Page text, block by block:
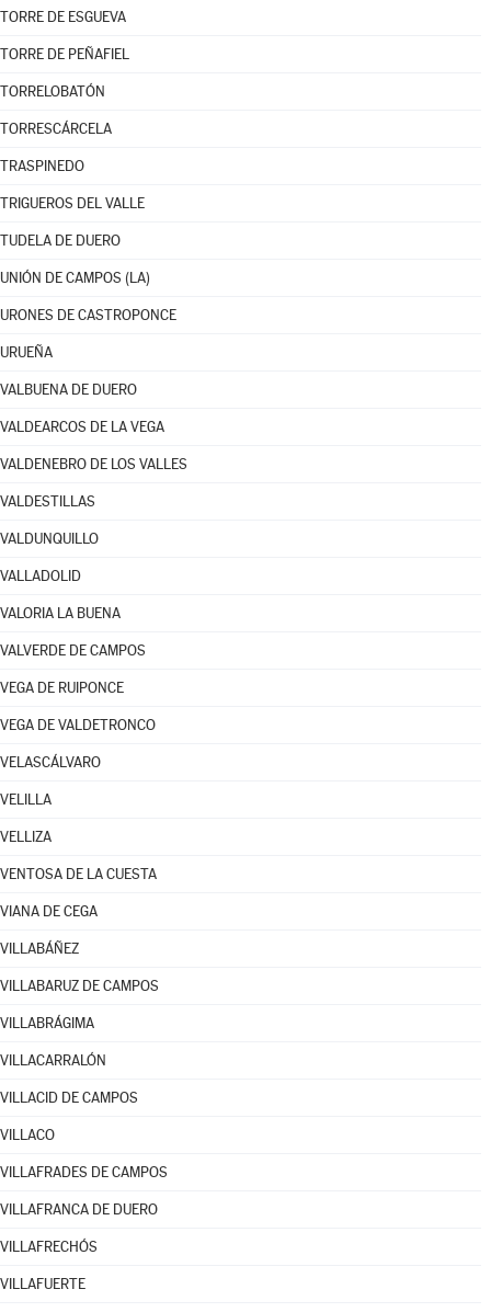
TORRE DE ESGUEVA
TORRE DE PEÑAFIEL
TORRELOBATÓN
TORRESCÁRCELA
TRASPINEDO
TRIGUEROS DEL VALLE
TUDELA DE DUERO
UNIÓN DE CAMPOS (LA)
URONES DE CASTROPONCE
URUEÑA
VALBUENA DE DUERO
VALDEARCOS DE LA VEGA
VALDENEBRO DE LOS VALLES
VALDESTILLAS
VALDUNQUILLO
VALLADOLID
VALORIA LA BUENA
VALVERDE DE CAMPOS
VEGA DE RUIPONCE
VEGA DE VALDETRONCO
VELASCÁLVARO
VELILLA
VELLIZA
VENTOSA DE LA CUESTA
VIANA DE CEGA
VILLABÁÑEZ
VILLABARUZ DE CAMPOS
VILLABRÁGIMA
VILLACARRALÓN
VILLACID DE CAMPOS
VILLACO
VILLAFRADES DE CAMPOS
VILLAFRANCA DE DUERO
VILLAFRECHÓS
VILLAFUERTE